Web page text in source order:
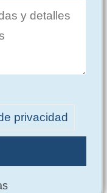
privacidad